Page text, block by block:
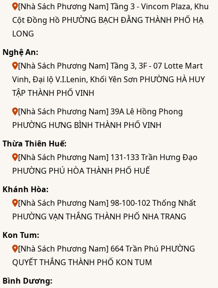
[Nhà Sách Phương Nam] Tầng 3 - Vincom Plaza, Khu
Cột Đồng Hồ PHƯỜNG BẠCH ĐẰNG THÀNH PHỐ HẠ
LONG
Nghệ An:
[Nhà Sách Phương Nam] Tầng 3, 3F - 07 Lotte Mart
Vinh, Đại lộ V.I.Lenin, Khối Yên Sơn PHƯỜNG HÀ HUY
TẬP THÀNH PHỐ VINH
[Nhà Sách Phương Nam] 39A Lê Hồng Phong
PHƯỜNG HƯNG BÌNH THÀNH PHỐ VINH
Thừa Thiên Huế:
[Nhà Sách Phương Nam] 131-133 Trần Hưng Đạo
PHƯỜNG PHÚ HÒA THÀNH PHỐ HUẾ
Khánh Hòa:
[Nhà Sách Phương Nam] 98-100-102 Thống Nhất
PHƯỜNG VẠN THẮNG THÀNH PHỐ NHA TRANG
Kon Tum:
[Nhà Sách Phương Nam] 664 Trần Phú PHƯỜNG
QUYẾT THẮNG THÀNH PHỐ KON TUM
Bình Dương: